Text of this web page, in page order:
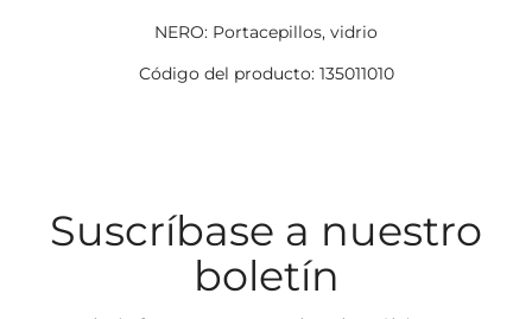
NERO: Portacepillos, vidrio
Código del producto: 135011010
Suscríbase a nuestro
boletín